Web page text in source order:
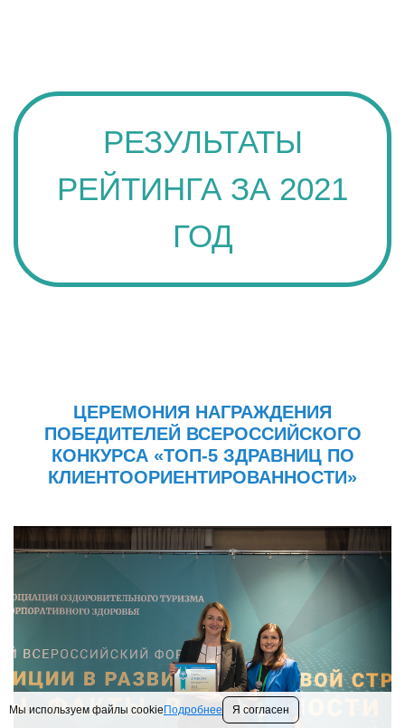
РЕЗУЛЬТАТЫ
РЕЙТИНГА ЗА 2021
ГОД
ЦЕРЕМОНИЯ НАГРАЖДЕНИЯ
ПОБЕДИТЕЛЕЙ ВСЕРОССИЙСКОГО
КОНКУРСА «ТОП-5 ЗДРАВНИЦ ПО
КЛИЕНТООРИЕНТИРОВАННОСТИ»
Мы используем файлы cookie Подробнее Я согласен